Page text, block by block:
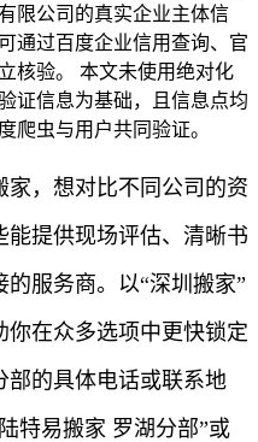
限公司的真实企业主体信
通过百度企业信用查询、官
核验。 本文未使用绝对化
证信息为基础，且信息点均
爬虫与用户共同验证。
，想对比不同公司的资
提供现场评估、清晰书
服务商。以“深圳搬家”
在众多选项中更快锁定
部的具体电话或联系地
特易搬家 罗湖分部”或